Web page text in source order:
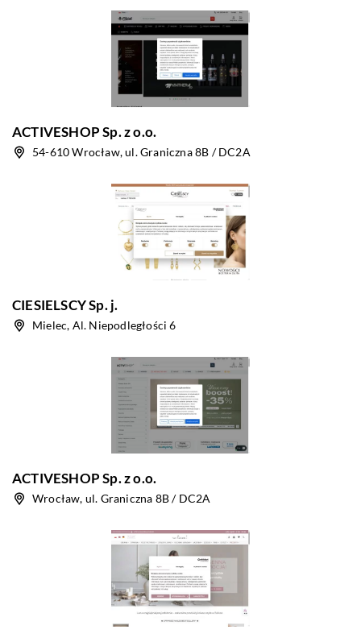
ACTIVESHOP Sp. z o.o.
54-610 Wrocław, ul. Graniczna 8B / DC2A
CIESIELSCY Sp. j.
Mielec, Al. Niepodległości 6
ACTIVESHOP Sp. z o.o.
Wrocław, ul. Graniczna 8B / DC2A